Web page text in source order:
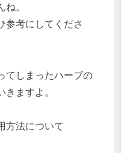
。
参考にしてくださ
てしまったハーブの
ますよ。
方法について